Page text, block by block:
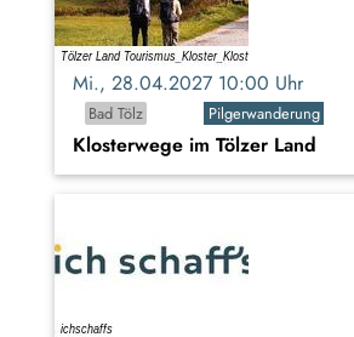
Mi., 28.04.2027 10:00 Uhr
Bad Tölz
Pilgerwanderung
Klosterwege im Tölzer Land